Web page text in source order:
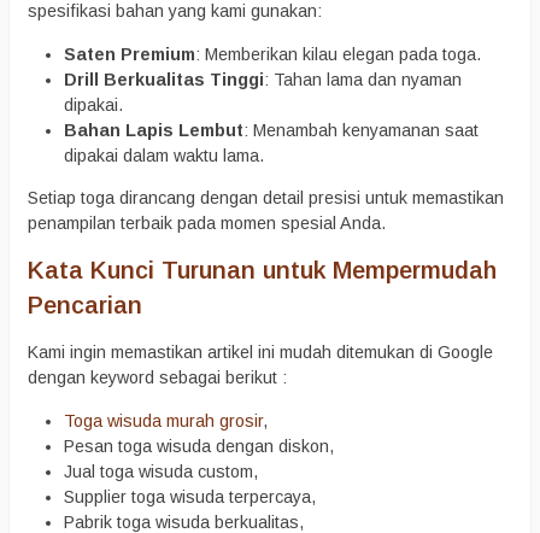
spesifikasi bahan yang kami gunakan:
Saten Premium: Memberikan kilau elegan pada toga.
Drill Berkualitas Tinggi: Tahan lama dan nyaman
dipakai.
Bahan Lapis Lembut: Menambah kenyamanan saat
dipakai dalam waktu lama.
Setiap toga dirancang dengan detail presisi untuk memastikan
penampilan terbaik pada momen spesial Anda.
Kata Kunci Turunan untuk Mempermudah
Pencarian
Kami ingin memastikan artikel ini mudah ditemukan di Google
dengan keyword sebagai berikut :
Toga wisuda murah grosir,
Pesan toga wisuda dengan diskon,
Jual toga wisuda custom,
Supplier toga wisuda terpercaya,
Pabrik toga wisuda berkualitas,